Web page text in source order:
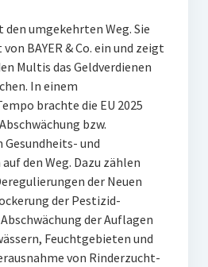
umgekehrten Weg. Sie
BAYER & Co. ein und zeigt
Multis das Geldverdienen
In einem
brachte die EU 2025
bzw.
Gesundheits- und
den Weg. Dazu zählen
der Neuen
der Pestizid-
der Auflagen
Feuchtgebieten und
von Rinderzucht-